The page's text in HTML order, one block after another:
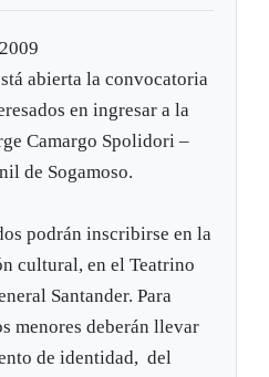
abierta la convocatoria
en ingresar a la
Camargo Spolidori –
de Sogamoso.
podrán inscribirse en la
cultural, en el Teatrino
Santander. Para
menores deberán llevar
de identidad, del